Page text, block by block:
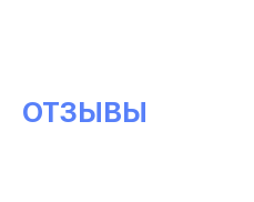
ОТЗЫВЫ